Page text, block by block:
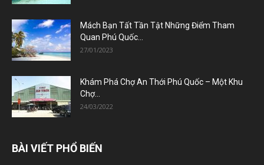
Mách Bạn Tất Tần Tật Những Điểm Tham
Quan Phú Quốc...
27/01/2023
Khám Phá Chợ An Thới Phú Quốc – Một Khu
Chợ...
24/03/2022
BÀI VIẾT PHỔ BIẾN